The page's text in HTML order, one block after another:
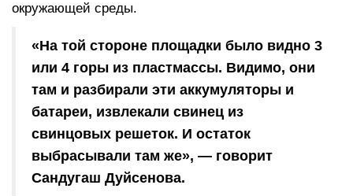
окружающей среды.
«На той стороне площадки было видно 3
или 4 горы из пластмассы. Видимо, они
там и разбирали эти аккумуляторы и
батареи, извлекали свинец из
свинцовых решеток. И остаток
выбрасывали там же», — говорит
Сандугаш Дуйсенова.